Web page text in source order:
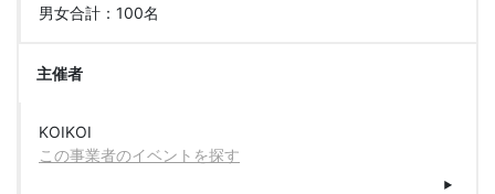
男女合計：100名
主催者
KOIKOI
この事業者のイベントを探す